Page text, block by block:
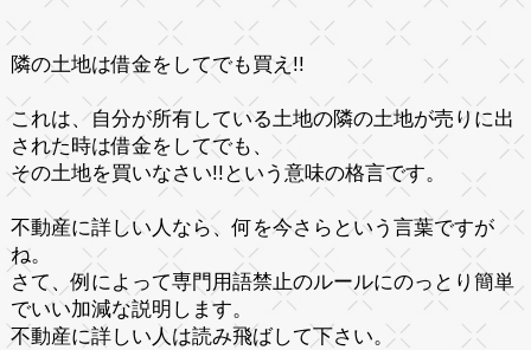
隣の土地は借金をしてでも買え!!
これは、自分が所有している土地の隣の土地が売りに出
された時は借金をしてでも、
その土地を買いなさい!!という意味の格言です。
不動産に詳しい人なら、何を今さらという言葉ですが
ね。
さて、例によって専門用語禁止のルールにのっとり簡単
でいい加減な説明します。
不動産に詳しい人は読み飛ばして下さい。